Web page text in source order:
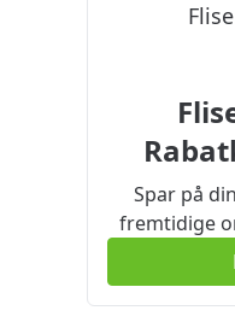
Spar på
fremtidige
denne
disse